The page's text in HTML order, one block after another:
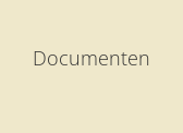
Documenten